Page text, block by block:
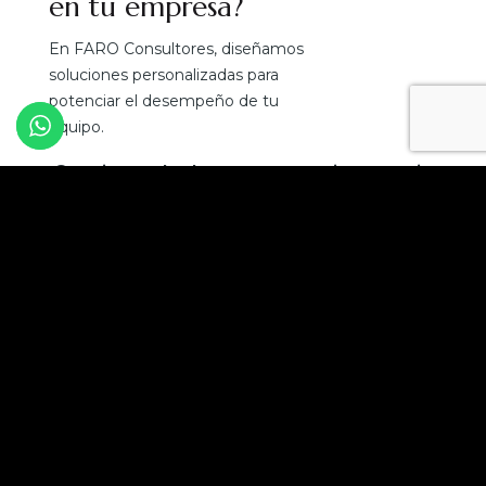
En FARO Consultores, diseñamos
soluciones personalizadas para
potenciar el desempeño de tu
equipo.
¡Convierte el talento en tu mejor ventaja